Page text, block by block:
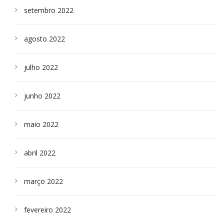
setembro 2022
agosto 2022
julho 2022
junho 2022
maio 2022
abril 2022
março 2022
fevereiro 2022